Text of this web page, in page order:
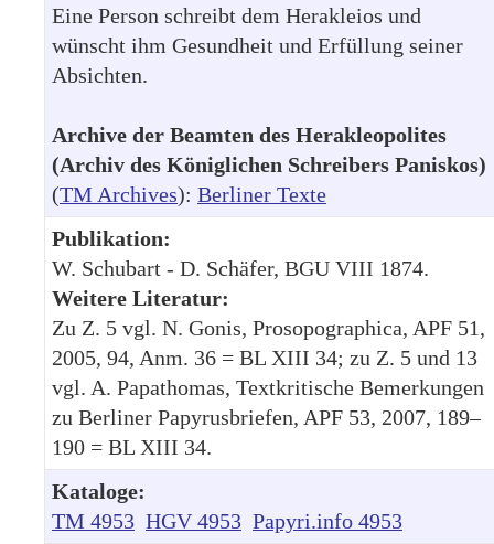
Eine Person schreibt dem Herakleios und
wünscht ihm Gesundheit und Erfüllung seiner
Absichten.
Archive der Beamten des Herakleopolites
(Archiv des Königlichen Schreibers Paniskos)
(TM Archives): Berliner Texte
Publikation:
W. Schubart - D. Schäfer, BGU VIII 1874.
Weitere Literatur:
Zu Z. 5 vgl. N. Gonis, Prosopographica, APF 51,
2005, 94, Anm. 36 = BL XIII 34; zu Z. 5 und 13
vgl. A. Papathomas, Textkritische Bemerkungen
zu Berliner Papyrusbriefen, APF 53, 2007, 189–
190 = BL XIII 34.
Kataloge:
TM 4953 HGV 4953 Papyri.info 4953